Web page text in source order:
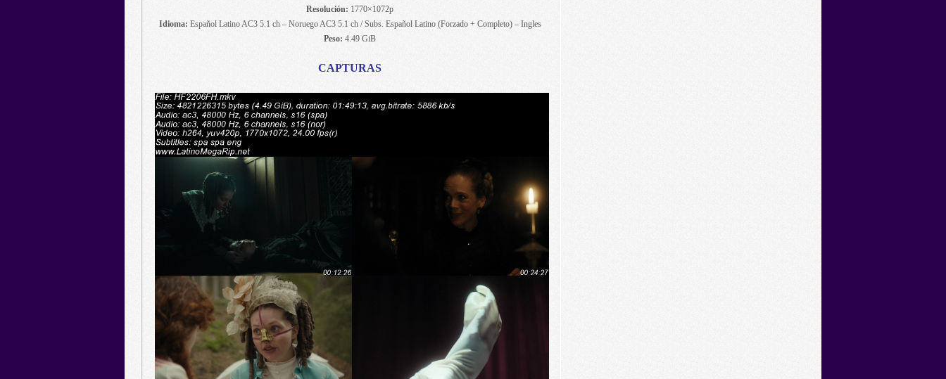
Resolución: 1770×1072p
Idioma: Español Latino AC3 5.1 ch – Noruego AC3 5.1 ch / Subs. Español Latino (Forzado + Completo) – Ingles
Peso: 4.49 GiB
CAPTURAS